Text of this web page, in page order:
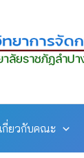
เกี่ยวกับคณะ